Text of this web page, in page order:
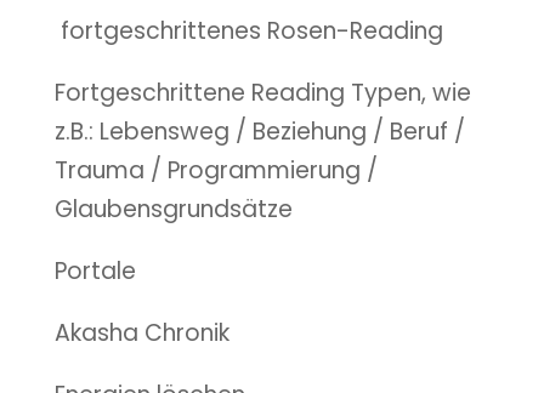
fortgeschrittenes Rosen-Reading
Fortgeschrittene Reading Typen, wie
z.B.: Lebensweg / Beziehung / Beruf /
Trauma / Programmierung /
Glaubensgrundsätze
Portale
Akasha Chronik